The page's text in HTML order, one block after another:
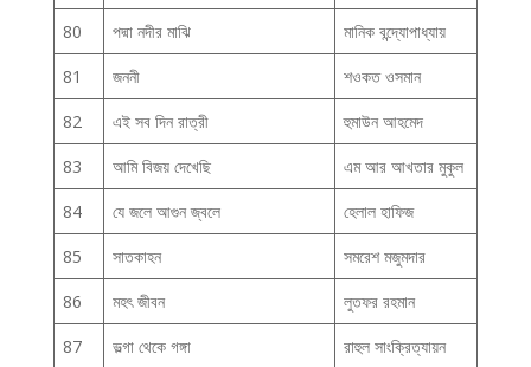
80
পদ্মা নদীর মাঝি
মানিক বন্দ্যোপাধ্যায়
81
জননী
শওকত ওসমান
82
এই সব দিন রাত্রী
হুমাউন আহমেদ
83
আমি বিজয় দেখেছি
এম আর আখতার মুকুল
84
যে জলে আগুন জ্বলে
হেলাল হাফিজ
85
সাতকাহন
সমরেশ মজুমদার
86
মহৎ জীবন
লুতফর রহমান
87
ভল্গা থেকে গঙ্গা
রাহুল সাংক্রিত্যায়ন